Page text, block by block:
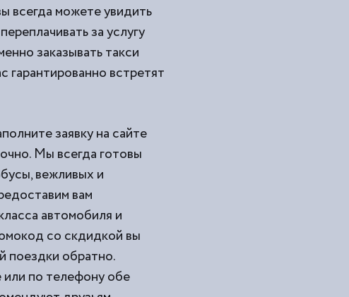
всегда можете увидить
за услугу
заказывать такси
встретят
заявку на сайте
Мы всегда готовы
вежливых и
вам
автомобиля и
со скдидкой вы
поездки обратно.
или по телефону обе